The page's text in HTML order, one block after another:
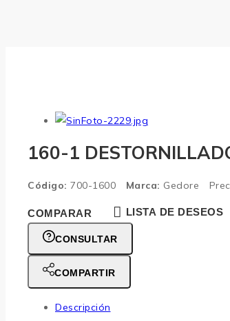
160-1
Código: 700-1600 Marca: Gedore
COMPARAR LISTA DE DESEOS
CONSULTAR
COMPARTIR
Descripción